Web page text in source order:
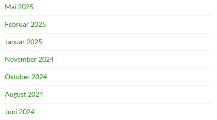
Mai 2025
Februar 2025
Januar 2025
November 2024
Oktober 2024
August 2024
Juni 2024